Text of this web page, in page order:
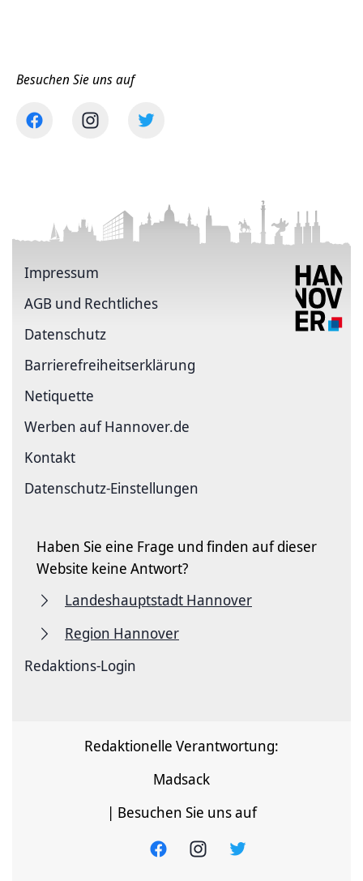
Besuchen Sie uns auf
Impressum
AGB und Rechtliches
Datenschutz
Barriere­freiheits­erklärung
Netiquette
Werben auf Hannover.de
Kontakt
Datenschutz-Einstellungen
Haben Sie eine Frage und finden auf dieser
Website keine Antwort?
Landeshauptstadt Hannover
Region Hannover
Redaktions-Login
Redaktionelle Verantwortung:
Madsack
| Besuchen Sie uns auf